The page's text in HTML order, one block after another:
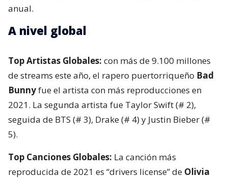
anual.
A nivel global
Top Artistas Globales: con más de 9.100 millones
de streams este año, el rapero puertorriqueño Bad
Bunnyfue el artista con más reproducciones en
2021. La segunda artista fue Taylor Swift (# 2),
seguida de BTS (# 3), Drake (# 4) y Justin Bieber (#
5).
Top Canciones Globales: La canción más
reproducida de 2021 es “drivers license” de Olivia